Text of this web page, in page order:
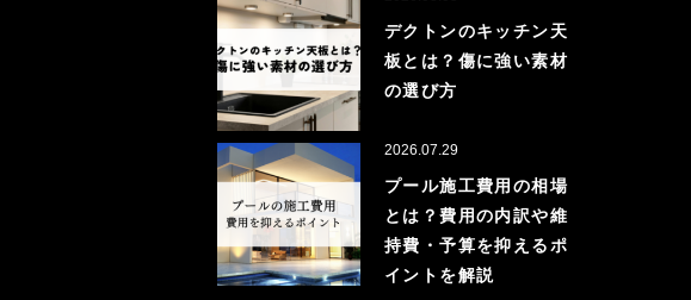
デクトンのキッチン天
板とは？傷に強い素材
の選び方
2026.07.29
プール施工費用の相場
とは？費用の内訳や維
持費・予算を抑えるポ
イントを解説